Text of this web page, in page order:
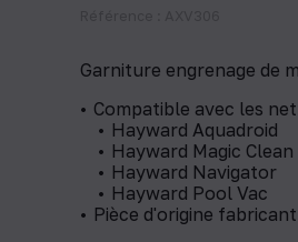
Garniture engrenage de
Compatible avec les
​Hayward Aquadroid
​Hayward Magic Clean
Hayward Navigator
Hayward Pool Vac
Pièce d'origine fabricant